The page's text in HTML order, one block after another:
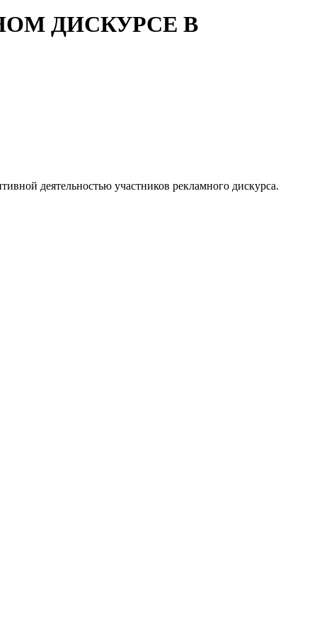
ДИСКУРСЕ В
деятельностью участников рекламного дискурса.